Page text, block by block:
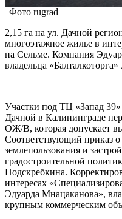
Фото rugrad
2,15 га на ул. Дачной
многоэтажное жилье в
на Сельме. Компания
владельца
Участки под ТЦ «Запад
Дачной в Калининграде
ОЖ/В, которая допускает
Соответствующий приказ
землепользования и
градостроительной
Подскребкина.
интересах
Эдуарда Мнацаканова»,
крупным коммерческим